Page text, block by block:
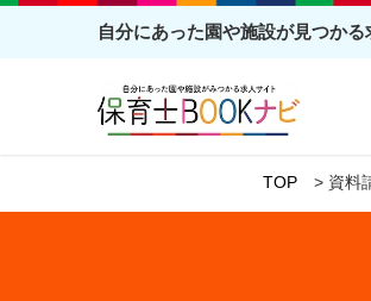
自分にあった園や施設が見つかる
TOP 資料